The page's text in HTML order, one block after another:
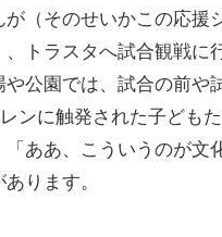
が（そのせいかこの応援
、トラスタへ試合観戦に
や公園では、試合の前や
ンに触発された子ども
「ああ、こういうのが文
ります。